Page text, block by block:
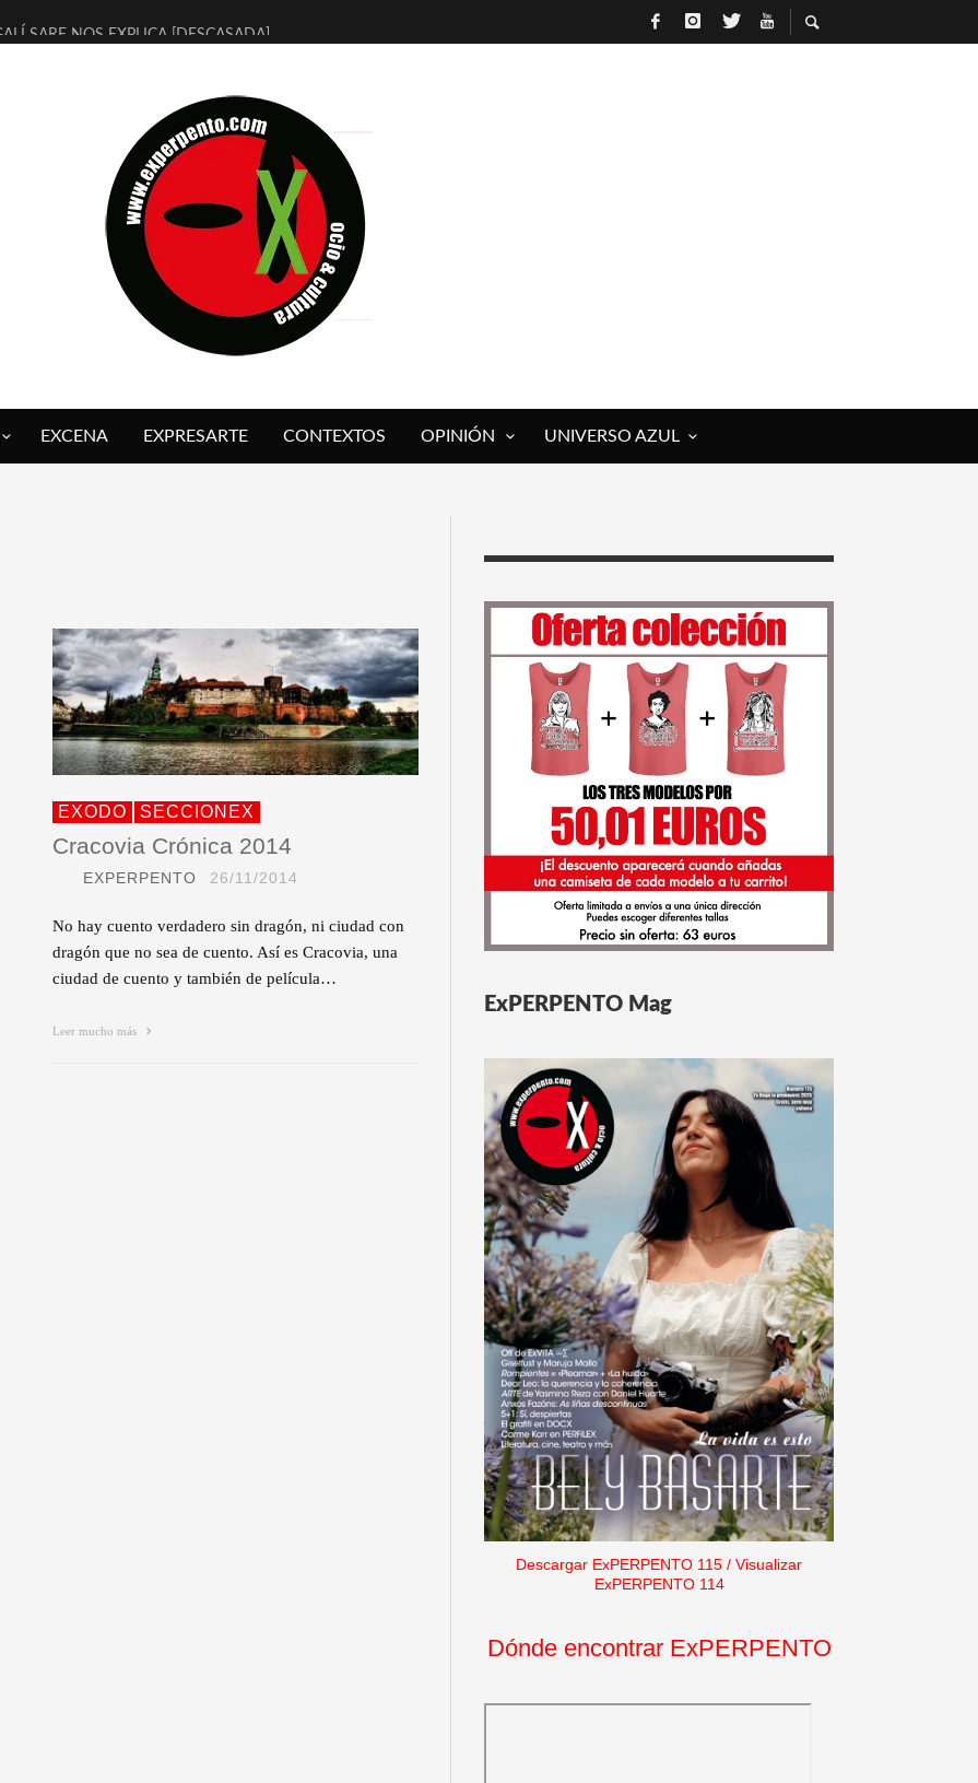
SARE NOS EXPLICA [DESCASADA]
NEGRA] DE JAVIER CALVO Y JAVIER AMBROSSI
OVNIES LLEGAN CORRIENDO A ARANDA (SONORAMA Y COSQUÍN ROCK)
CALVO NOS PRESENTA [LAS PALMERAS] (NOVELA DE VAMPIROS VIVOS Y MUERTOS)
QUERIDO] DE RODRIGO SOROGOYEN
A IVÁN HUMANES POR [EL LIBRO ROJO]
ARRABAL, ARRABAL, ARRABEAUX
EXCENA EXPRESARTE CONTEXTOS OPINIÓN UNIVERSO AZUL
EXODO SECCIONEX
Cracovia Crónica 2014
EXPERPENTO 26/11/2014
No hay cuento verdadero sin dragón, ni ciudad con
dragón que no sea de cuento. Así es Cracovia, una
ciudad de cuento y también de película…
Leer mucho más
ExPERPENTO Mag
Descargar ExPERPENTO 115 / Visualizar
ExPERPENTO 114
Dónde encontrar ExPERPENTO